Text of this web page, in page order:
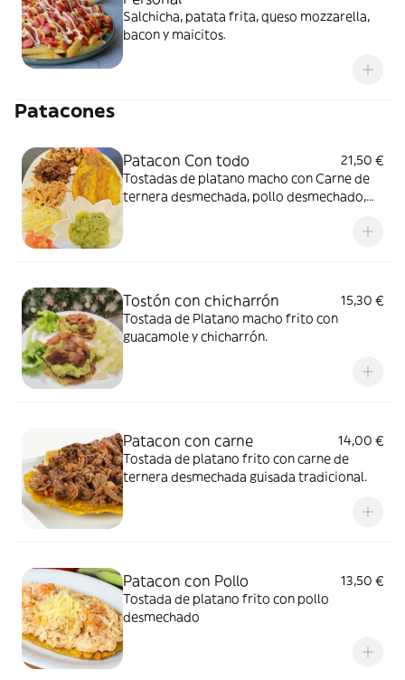
Salchicha, patata frita, queso mozzarella,
bacon y maicitos.
Patacones
Patacon Con todo
21,50 €
Tostadas de platano macho con Carne de
ternera desmechada, pollo desmechado,
Tostón con chicharrón
15,30 €
Tostada de Platano macho frito con
guacamole y chicharrón.
Patacon con carne
14,00 €
Tostada de platano frito con carne de
ternera desmechada guisada tradicional.
Patacon con Pollo
13,50 €
Tostada de platano frito con pollo
desmechado